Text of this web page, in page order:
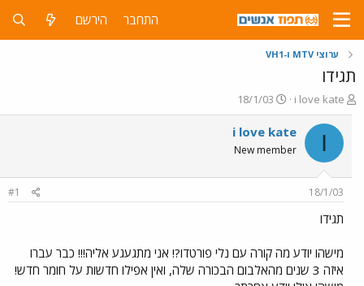
התחבר הירשם
ערוצי MTV ו-VH1
תגידו
פ
ו
ת
ח
ה
ש
א
i love kate
פ
ו
ר
ם
18/1/03
I
i love kate
New member
18/1/03
#1
תגידו
מישהו יודע מה קורה עם נלי פורטדו?! אני מתגעגע אליה!!! כבר עברו
איזה 3 שנים מהאלבום הבכורה שלה, ואין אפילו חדשות על חומר חדש!